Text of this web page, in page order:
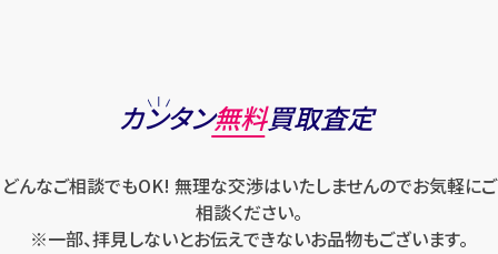
カンタン無料買取査定
どんなご相談でもOK! 無理な交渉はいたしませんのでお気軽にご
相談ください。
※一部、拝見しないとお伝えできないお品物もございます。